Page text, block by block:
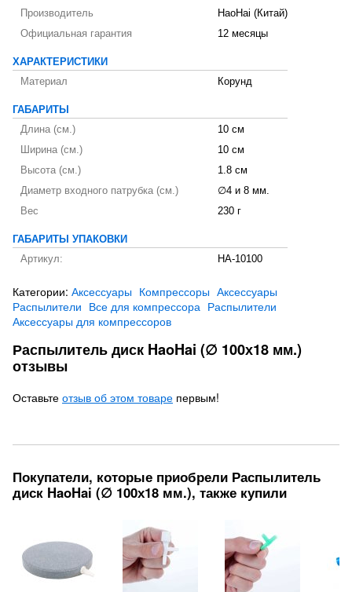
Производитель
HaoHai (Китай)
Официальная гарантия
12 месяцы
ХАРАКТЕРИСТИКИ
Материал
Корунд
ГАБАРИТЫ
Длина (см.)
10 см
Ширина (см.)
10 см
Высота (см.)
1.8 см
Диаметр входного патрубка (см.)
∅4 и 8 мм.
Вес
230 г
ГАБАРИТЫ УПАКОВКИ
Артикул:
HA-10100
Категории: Аксессуары Компрессоры Аксессуары
Распылители Все для компрессора Распылители
Аксессуары для компрессоров
Распылитель диск HaoHai (∅ 100х18 мм.)
отзывы
Оставьте отзыв об этом товаре первым!
Покупатели, которые приобрели Распылитель
диск HaoHai (∅ 100х18 мм.), также купили